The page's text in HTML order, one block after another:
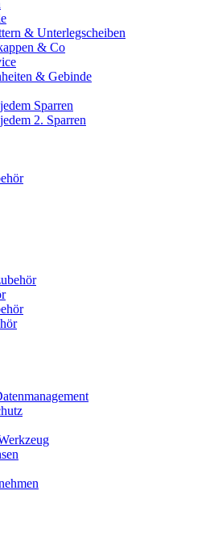
& Unterlegscheiben
& Co
& Gebinde
Sparren
2. Sparren